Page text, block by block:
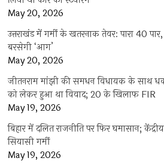
May 20, 2026
उत्तराखंड में गर्मी के खतरनाक तेवर: पारा 40
बरसेगी ‘आग’
May 20, 2026
जीतनराम मांझी की समधन विधायक के साथ
को लेकर हुआ था विवाद; 20 के खिलाफ FIR
May 19, 2026
बिहार में दलित राजनीति पर फिर घमासान;
सियासी गर्मी
May 19, 2026